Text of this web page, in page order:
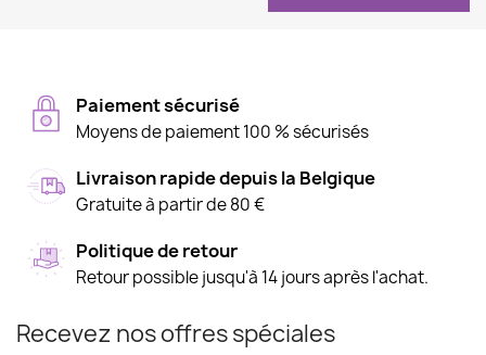
Paiement sécurisé
Moyens de paiement 100 % sécurisés
Livraison rapide depuis la Belgique
Gratuite à partir de 80 €
Politique de retour
Retour possible jusqu'à 14 jours après l'achat.
Recevez nos offres spéciales